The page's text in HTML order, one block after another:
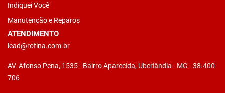
Indiquei Você
Manutenção e Reparos
ATENDIMENTO
lead@rotina.com.br
AV. Afonso Pena, 1535 - Bairro Aparecida, Uberlândia - MG - 38.400-
706